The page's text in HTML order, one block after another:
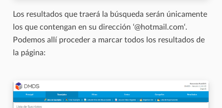
Los resultados que traerá la búsqueda serán únicamente
los que contengan en su dirección ‘@hotmail.com‘.
Podemos allí proceder a marcar todos los resultados de
la página: